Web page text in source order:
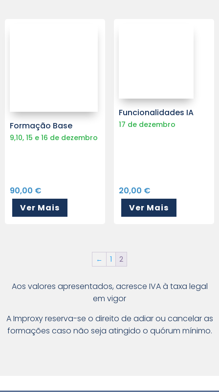
Formação Base
9,10, 15 e 16 de dezembro
90,00 €
Ver Mais
Funcionalidades IA
17 de dezembro
20,00 €
Ver Mais
← 1 2
Aos valores apresentados, acresce IVA à taxa legal
em vigor
A Improxy reserva-se o direito de adiar ou cancelar as
formações caso não seja atingido o quórum mínimo.